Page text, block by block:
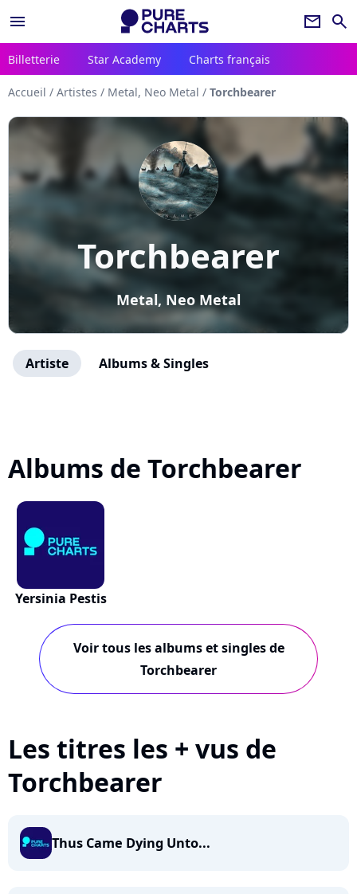
menu newsletter search
Billetterie Star Academy Charts français
Accueil / Artistes / Metal, Neo Metal / Torchbearer
Torchbearer
Metal, Neo Metal
Artiste Albums & Singles
Albums de Torchbearer
Yersinia Pestis
Voir tous les albums et singles de
Torchbearer
Les titres les + vus de
Torchbearer
Thus Came Dying Unto...